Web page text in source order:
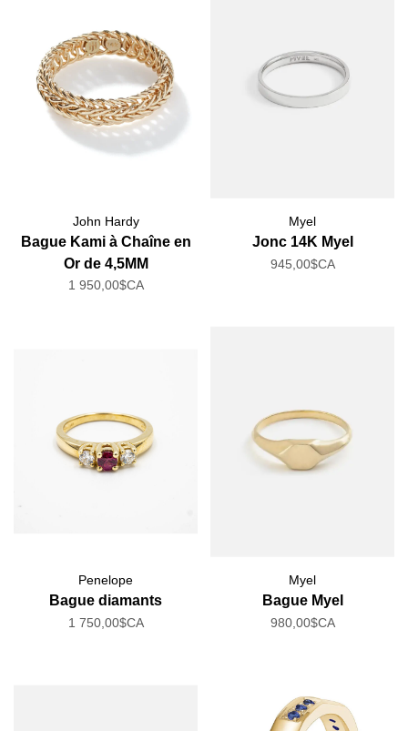
John Hardy
Bague Kami à Chaîne en
Or de 4,5MM
1 950,00$CA
Myel
Jonc 14K Myel
945,00$CA
Penelope
Bague diamants
1 750,00$CA
Myel
Bague Myel
980,00$CA